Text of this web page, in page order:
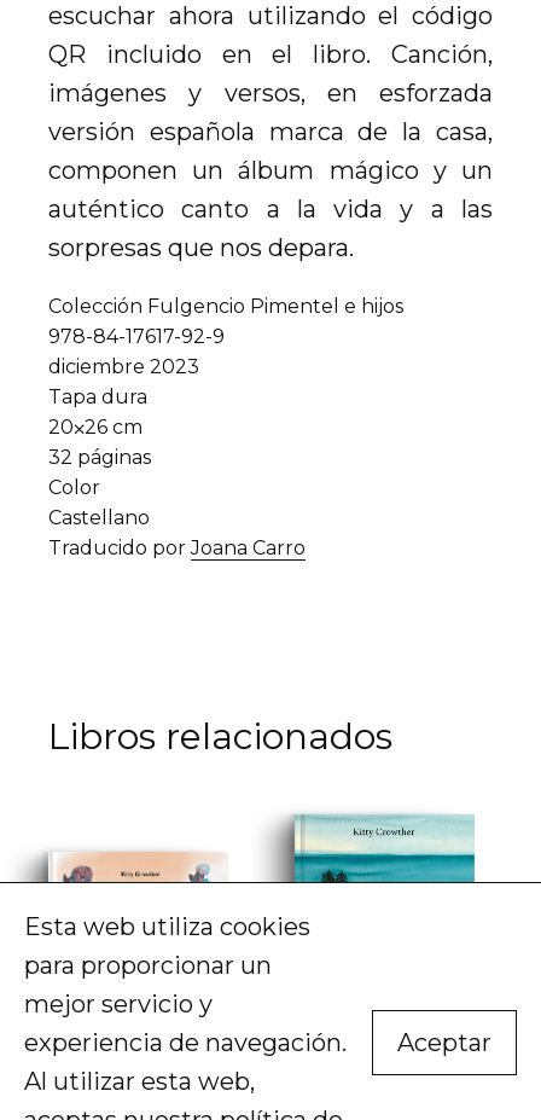
escuchar ahora utilizando el código
QR incluido en el libro. Canción,
imágenes y versos, en esforzada
versión española marca de la casa,
componen un álbum mágico y un
auténtico canto a la vida y a las
sorpresas que nos depara.
Colección Fulgencio Pimentel e hijos
978-84-17617-92-9
diciembre 2023
Tapa dura
20⨉26 cm
32 páginas
Color
Castellano
Traducido porJoana Carro
Libros relacionados
Esta web utiliza cookies
para proporcionar un
mejor servicio y
experiencia de navegación.
Al utilizar esta web,
Aceptar